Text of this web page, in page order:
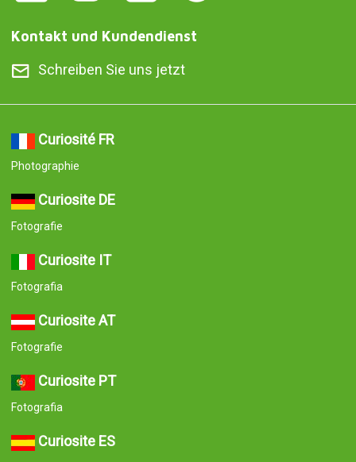
Kontakt und Kundendienst
Schreiben Sie uns jetzt
Curiosité FR
Photographie
Curiosite DE
Fotografie
Curiosite IT
Fotografia
Curiosite AT
Fotografie
Curiosite PT
Fotografia
Curiosite ES